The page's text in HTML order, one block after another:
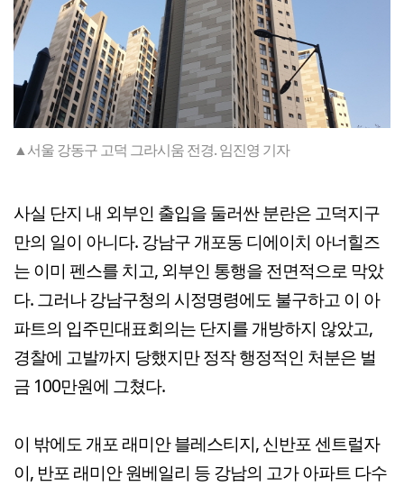
▲서울 강동구 고덕 그라시움 전경. 임진영 기자
사실 단지 내 외부인 출입을 둘러싼 분란은 고덕지구
만의 일이 아니다. 강남구 개포동 디에이치 아너힐즈
는 이미 펜스를 치고, 외부인 통행을 전면적으로 막았
다. 그러나 강남구청의 시정명령에도 불구하고 이 아
파트의 입주민대표회의는 단지를 개방하지 않았고,
경찰에 고발까지 당했지만 정작 행정적인 처분은 벌
금 100만원에 그쳤다.
이 밖에도 개포 래미안 블레스티지, 신반포 센트럴자
이, 반포 래미안 원베일리 등 강남의 고가 아파트 다수